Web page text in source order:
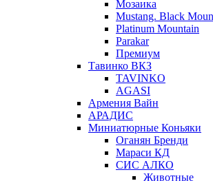
Мозаика
Mustang. Black
Platinum Mountain
Parakar
Премиум
Тавинко ВКЗ
TAVINKO
AGASI
Армения Вайн
АРАДИС
Миниатюрные Коньяки
Оганян Бренди
Мараси КД
СИС АЛКО
Животные